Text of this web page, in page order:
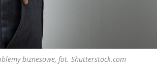
biznesowe, fot. Shutterstock.com